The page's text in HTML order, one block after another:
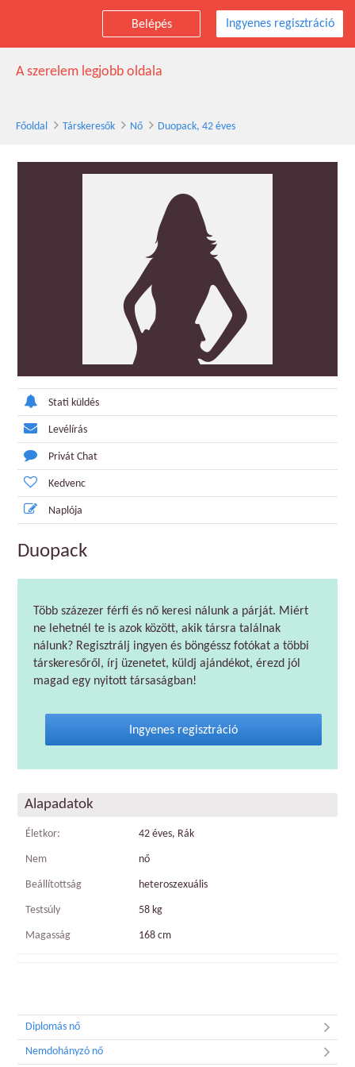
Belépés Ingyenes regisztráció
Duopack társkereső nő, 42 éves
A szerelem legjobb oldala
Főoldal Társkeresők Nő Duopack, 42 éves
Stati küldés
Levélírás
Privát Chat
Kedvenc
Naplója
Duopack
Több százezer férfi és nő keresi nálunk a párját. Miért
ne lehetnél te is azok között, akik társra találnak
nálunk? Regisztrálj ingyen és böngéssz fotókat a többi
társkeresőről, írj üzenetet, küldj ajándékot, érezd jól
magad egy nyitott társaságban!
Ingyenes regisztráció
Alapadatok
Életkor: 42 éves, Rák
Nem nő
Beállítottság heteroszexuális
Testsúly 58 kg
Magasság 168 cm
Diplomás nő
Nemdohányzó nő